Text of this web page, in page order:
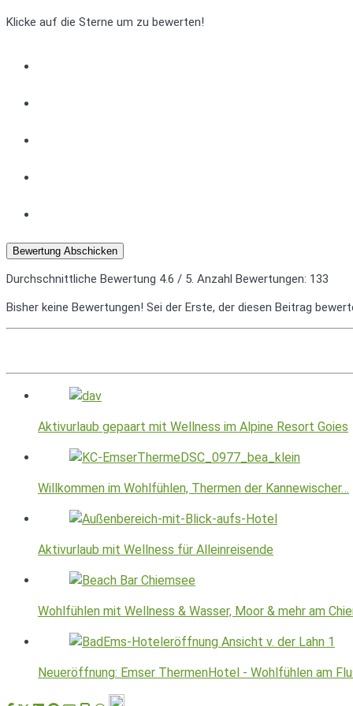
Klicke auf die Sterne um zu bewerten!
Bewertung Abschicken
Durchschnittliche Bewertung 4.6 / 5. Anzahl Bewertungen: 133
Bisher keine Bewertungen! Sei der Erste, der diesen Beitrag
Aktivurlaub gepaart mit Wellness im Alpine Resort Goies
Willkommen im Wohlfühlen, Thermen der Kannewischer…
Aktivurlaub mit Wellness für Alleinreisende
Wohlfühlen mit Wellness & Wasser, Moor & mehr am
Neueröffnung: Emser ThermenHotel - Wohlfühlen am